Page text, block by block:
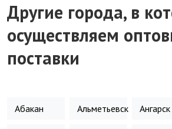
Другие города, в
осуществляем
поставки
Абакан Альметьевск Ангарск